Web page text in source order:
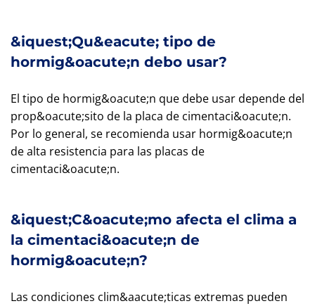
&iquest;Qu&eacute; tipo de
hormig&oacute;n debo usar?
El tipo de hormig&oacute;n que debe usar depende del
prop&oacute;sito de la placa de cimentaci&oacute;n.
Por lo general, se recomienda usar hormig&oacute;n
de alta resistencia para las placas de
cimentaci&oacute;n.
&iquest;C&oacute;mo afecta el clima a
la cimentaci&oacute;n de
hormig&oacute;n?
Las condiciones clim&aacute;ticas extremas pueden